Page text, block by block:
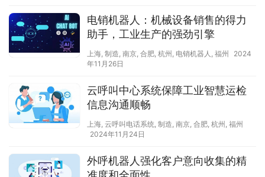
电销机器人：机械设备销售的得力
助手，工业生产的强劲引擎
上海, 制造, 南京, 合肥, 杭州 , 电销机器人 , 福州
2024
年11月26日
云呼叫中心系统保障工业智慧运检
信息沟通顺畅
上海, 云呼叫电话系统, 制造, 南京, 合肥, 杭州 , 福州
2024年11月24日
外呼机器人强化客户意向收集的精